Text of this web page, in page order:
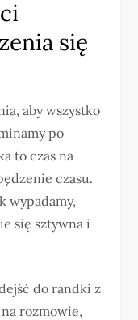
się
aby wszystko
po
to czas na
czasu.
wypadamy,
się sztywna i
do randki z
rozmowie,